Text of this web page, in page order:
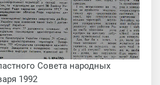
Совета народных
1992